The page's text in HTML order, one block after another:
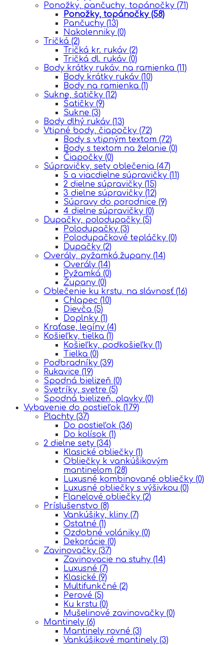
Ponožky, pančuchy, topánočky (71)
Ponožky, topánočky (58)
Pančuchy (13)
Nakolenniky (0)
Tričká (2)
Tričká kr. rukáv (2)
Tričká dl. rukáv (0)
Body krátky rukáv, na ramienka (11)
Body krátky rukáv (10)
Body na ramienka (1)
Sukne, šatičky (12)
Šatičky (9)
Sukne (3)
Body dlhý rukáv (13)
Vtipné body, čiapočky (72)
Body s vtipným textom (72)
Body s textom na želanie (0)
Čiapočky (0)
Súpravičky, sety oblečenia (47)
5 a viacdielne súpravičky (11)
2 dielne súpravičky (15)
3 dielne súpravičky (12)
Súpravy do porodnice (9)
4 dielne súpravičky (0)
Dupačky, polodupačky (5)
Polodupačky (3)
Polodupačkové tepláčky (0)
Dupačky (2)
Overály, pyžamká,župany (14)
Overály (14)
Pyžamká (0)
Župany (0)
Oblečenie ku krstu, na slávnosť (16)
Chlapec (10)
Dievča (5)
Doplnky (1)
Kraťase, legíny (4)
Košieľky, tielka (1)
Košieľky, podkošieľky (1)
Tielka (0)
Podbradníky (39)
Rukavice (19)
Spodná bielizeň (0)
Svetríky, svetre (5)
Spodná bielizeň, plavky (0)
Vybavenie do postieľok (179)
Plachty (37)
Do postieľok (36)
Do kolísok (1)
2 dielne sety (34)
Klasické obliečky (1)
Obliečky k vankúšikovým
mantinelom (28)
Luxusné kombinované obliečky (0)
Luxusné obliečky s výšivkou (0)
Flanelové obliečky (2)
Príslušenstvo (8)
Vankúšiky, kliny (7)
Ostatné (1)
Ozdobné volániky (0)
Dekorácie (0)
Zavinovačky (37)
Zavinovacie na stuhy (14)
Luxusné (7)
Klasické (9)
Multifunkčné (2)
Perové (5)
Ku krstu (0)
Mušelinové zavinovačky (0)
Mantinely (6)
Mantinely rovné (3)
Vankúšikové mantinely (3)